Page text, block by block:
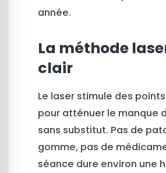
année.
La méthode
clair
Le laser stimule des
pour atténuer le manque
sans substitut. Pas de
gomme, pas de
séance dure environ une